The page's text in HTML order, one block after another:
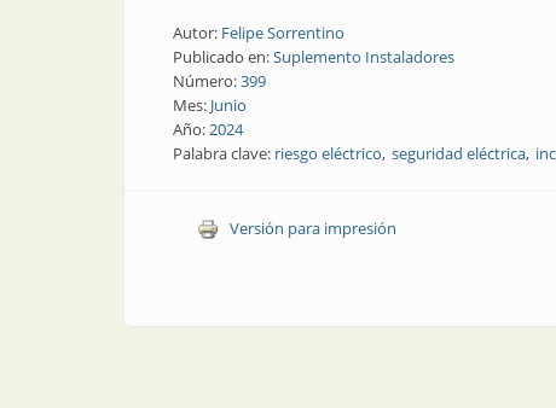
Autor: Felipe Sorrentino
Publicado en:Suplemento Instaladores
Número:399
Mes: Junio
Año:2024
Palabra clave: riesgo eléctrico seguridad eléctrica
Versión para impresión